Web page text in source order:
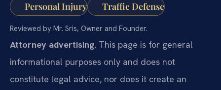
Personal Injury Traffic Defense
Reviewed by Mr. Sris, Owner and Founder.
Attorney advertising. This page is for general
informational purposes only and does not
constitute legal advice, nor does it create an